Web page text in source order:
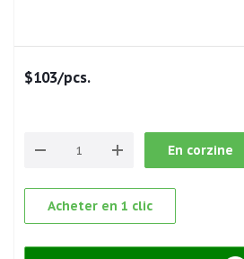
$103/pcs.
En corzine
Acheter en 1 clic